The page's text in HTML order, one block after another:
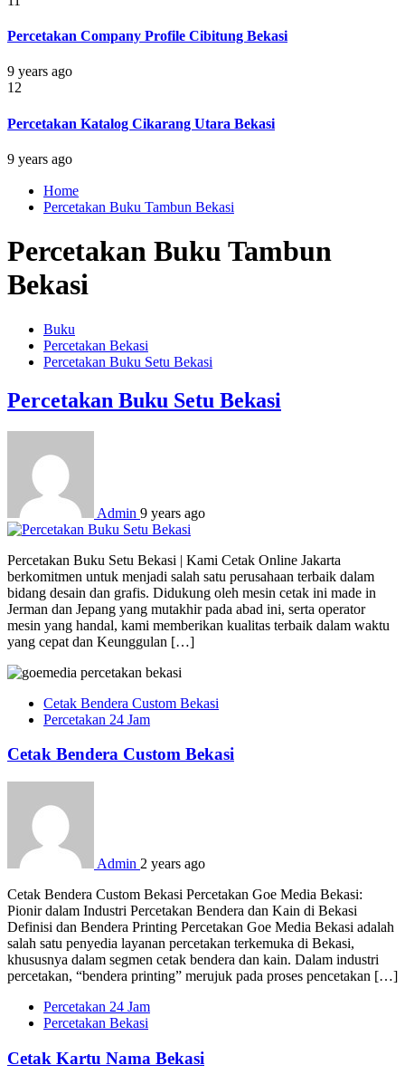
Percetakan Company Profile Cibitung Bekasi
9 years ago
12
Percetakan Katalog Cikarang Utara Bekasi
9 years ago
Home
Percetakan Buku Tambun Bekasi
Percetakan Buku Tambun
Bekasi
Buku
Percetakan Bekasi
Percetakan Buku Setu Bekasi
Percetakan Buku Setu Bekasi
Admin 9 years ago
Percetakan Buku Setu Bekasi | Kami Cetak Online Jakarta
berkomitmen untuk menjadi salah satu perusahaan terbaik dalam
bidang desain dan grafis. Didukung oleh mesin cetak ini made in
Jerman dan Jepang yang mutakhir pada abad ini, serta operator
mesin yang handal, kami memberikan kualitas terbaik dalam waktu
yang cepat dan Keunggulan […]
Cetak Bendera Custom Bekasi
Percetakan 24 Jam
Cetak Bendera Custom Bekasi
Admin 2 years ago
Cetak Bendera Custom Bekasi Percetakan Goe Media Bekasi:
Pionir dalam Industri Percetakan Bendera dan Kain di Bekasi
Definisi dan Bendera Printing Percetakan Goe Media Bekasi adalah
salah satu penyedia layanan percetakan terkemuka di Bekasi,
khususnya dalam segmen cetak bendera dan kain. Dalam industri
percetakan, “bendera printing” merujuk pada proses pencetakan […]
Percetakan 24 Jam
Percetakan Bekasi
Cetak Kartu Nama Bekasi